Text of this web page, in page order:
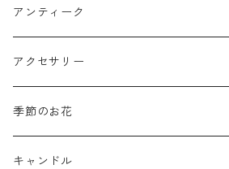
クリスマスリース
フラワーボックス
ミニフレーム
リングピロー
フラワーバスケット
アンティーク
花器
オブジェ
雑貨
アクセサリー
semeno
買付品
季節のお花
ミモザ
キャンドル